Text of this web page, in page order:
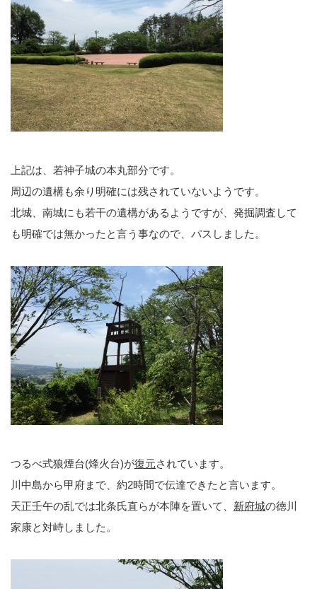
上記は、若神子城の本丸部分です。
周辺の遺構も余り明確には残されていないようです。
北城、南城にも若干の遺構があるようですが、発掘調査して
も明確では無かったと言う事なので、パスしました。
つるべ式狼煙台(烽火台)が復元されています。
川中島から甲府まで、約2時間で伝達できたと言います。
天正壬午の乱では北条氏直らが本陣を置いて、 新府城の徳川
家康と対峙しました。